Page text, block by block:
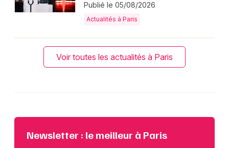
Publié le 05/08/2026
Actualités à Paris
Voir toutes les actualités à Paris
Newsletter : le meilleur à Paris